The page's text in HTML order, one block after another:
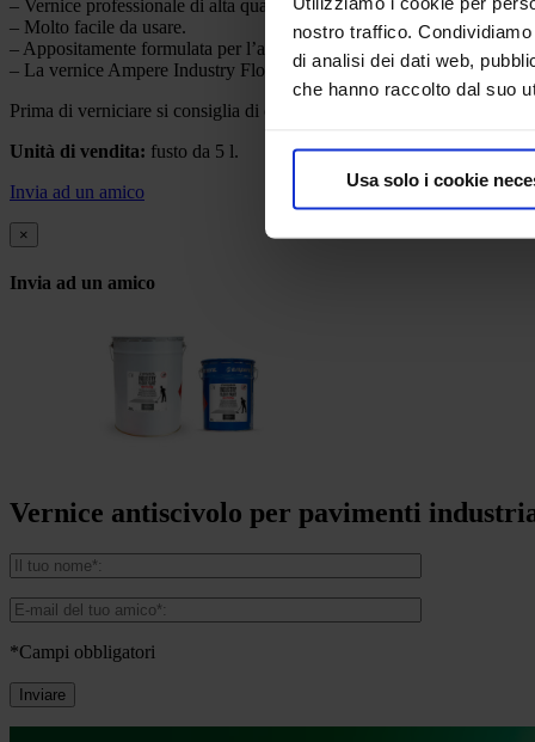
nostro traffico.
di analisi dei dati web,
che hanno raccolto dal suo
Usa solo i cookie
– Vernice professionale di alta qualità.
– Molto facile da usare.
– Appositamente formulata per l’applicazione su pavimentazioni
– La vernice Ampere Industry Floor Paint Antislip viene utilizzata
Prima di verniciare si consiglia di effettuare una prova preliminare
Unità di vendita: fusto da 5 l.
Invia ad un amico
×
Invia ad un amico
Vernice antiscivolo per pavimenti
*Campi obbligatori